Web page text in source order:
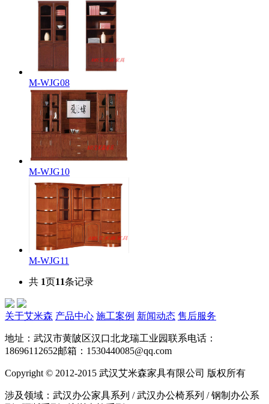
M-WJG08
M-WJG10
M-WJG11
共 1页11条记录
关于艾米森 产品中心 施工案例 新闻动态 售后服务
地址：武汉市黄陂区汉口北龙瑞工业园联系电话：
18696112652邮箱：1530440085@qq.com
Copyright © 2012-2015 武汉艾米森家具有限公司 版权所有
涉及领域：武汉办公家具系列 / 武汉办公椅系列 / 钢制办公系